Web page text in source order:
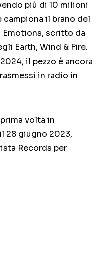
più di 10 milioni
campiona il brano del
Emotions, scritto da
Earth, Wind & Fire.
il pezzo è ancora
in radio in
volta in
28 giugno 2023,
Records per